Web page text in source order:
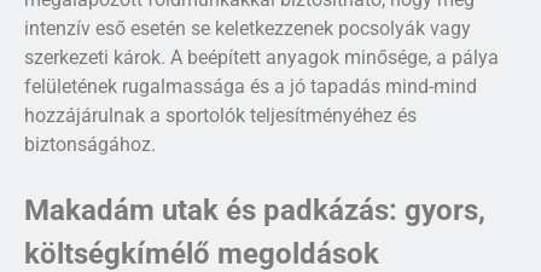
intenzív eső esetén se keletkezzenek pocsolyák vagy
szerkezeti károk. A beépített anyagok minősége, a pálya
felületének rugalmassága és a jó tapadás mind-mind
hozzájárulnak a sportolók teljesítményéhez és
biztonságához.
Makadám utak és padkázás: gyors,
költségkímélő megoldások